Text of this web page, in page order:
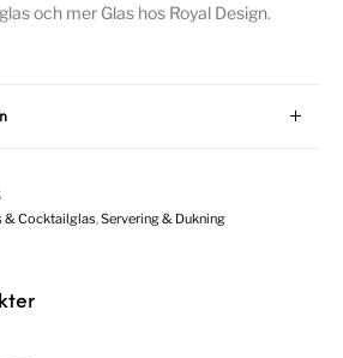
och mer Glas hos Royal Design.
& Cocktailglas ,Servering & Dukning